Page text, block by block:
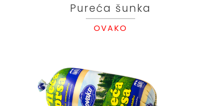
Pureća šunka
OVAKO